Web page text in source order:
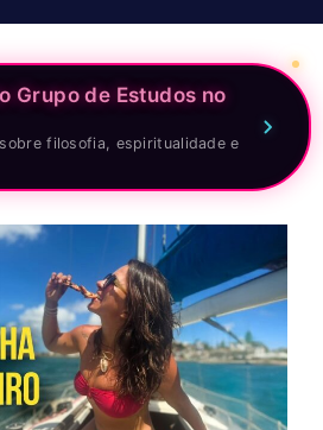
Grupo de Estudos no
filosofia, espiritualidade e